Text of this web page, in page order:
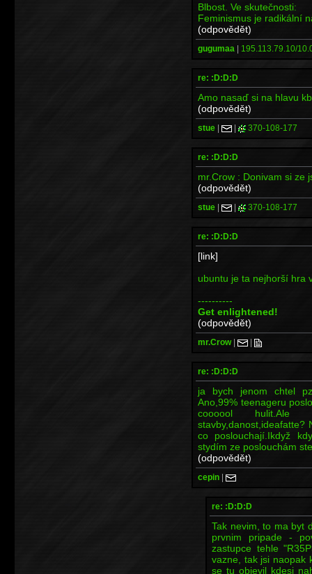
Blbost. Ve skutečnosti:
Feminismus je radikální
(odpovědět)
gugumaa | 195.113.79.10/
re: :D:D:D
Amo nasaď si na hlavu
(odpovědět)
stue | | 370-108-177
re: :D:D:D
mr.Crow : Donivam si ze
(odpovědět)
stue | | 370-108-177
re: :D:D:D
[link]
ubuntu je ta nejhorší hra
----------
Get enlightened!
(odpovědět)
mr.Crow| |
re: :D:D:D
ja bych jenom chtel
Ano,99% teenageru
coooool hulit.Ale
co poslouchají.Ikdyž
stydím ze poslouchám
(odpovědět)
cepin |
re: :D:D:D
Tak nevim, to ma byt
prvnim pripade -
zastupce tehle
vazne, tak jsi naopak
se tu objevil kdesi